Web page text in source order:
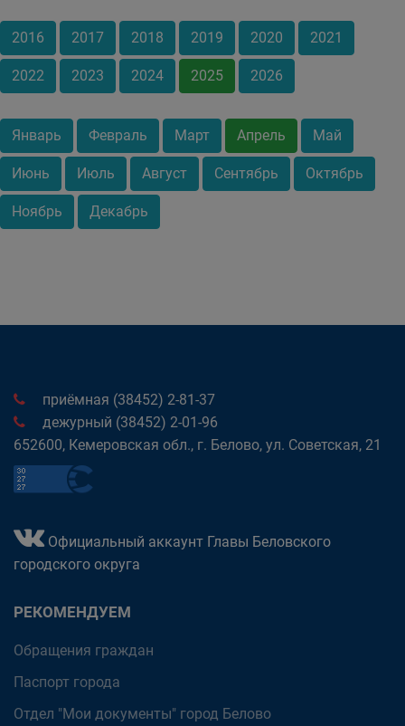
2016 2017 2018 2019 2020 2021
2022 2023 2024 2025 2026
Январь Февраль Март Апрель Май
Июнь Июль Август Сентябрь Октябрь
Ноябрь Декабрь
приёмная (38452) 2-81-37
дежурный (38452) 2-01-96
652600, Кемеровская обл., г. Белово, ул. Советская, 21
Официальный аккаунт Главы Беловского
городского округа
РЕКОМЕНДУЕМ
Обращения граждан
Паспорт города
Отдел "Мои документы" город Белово